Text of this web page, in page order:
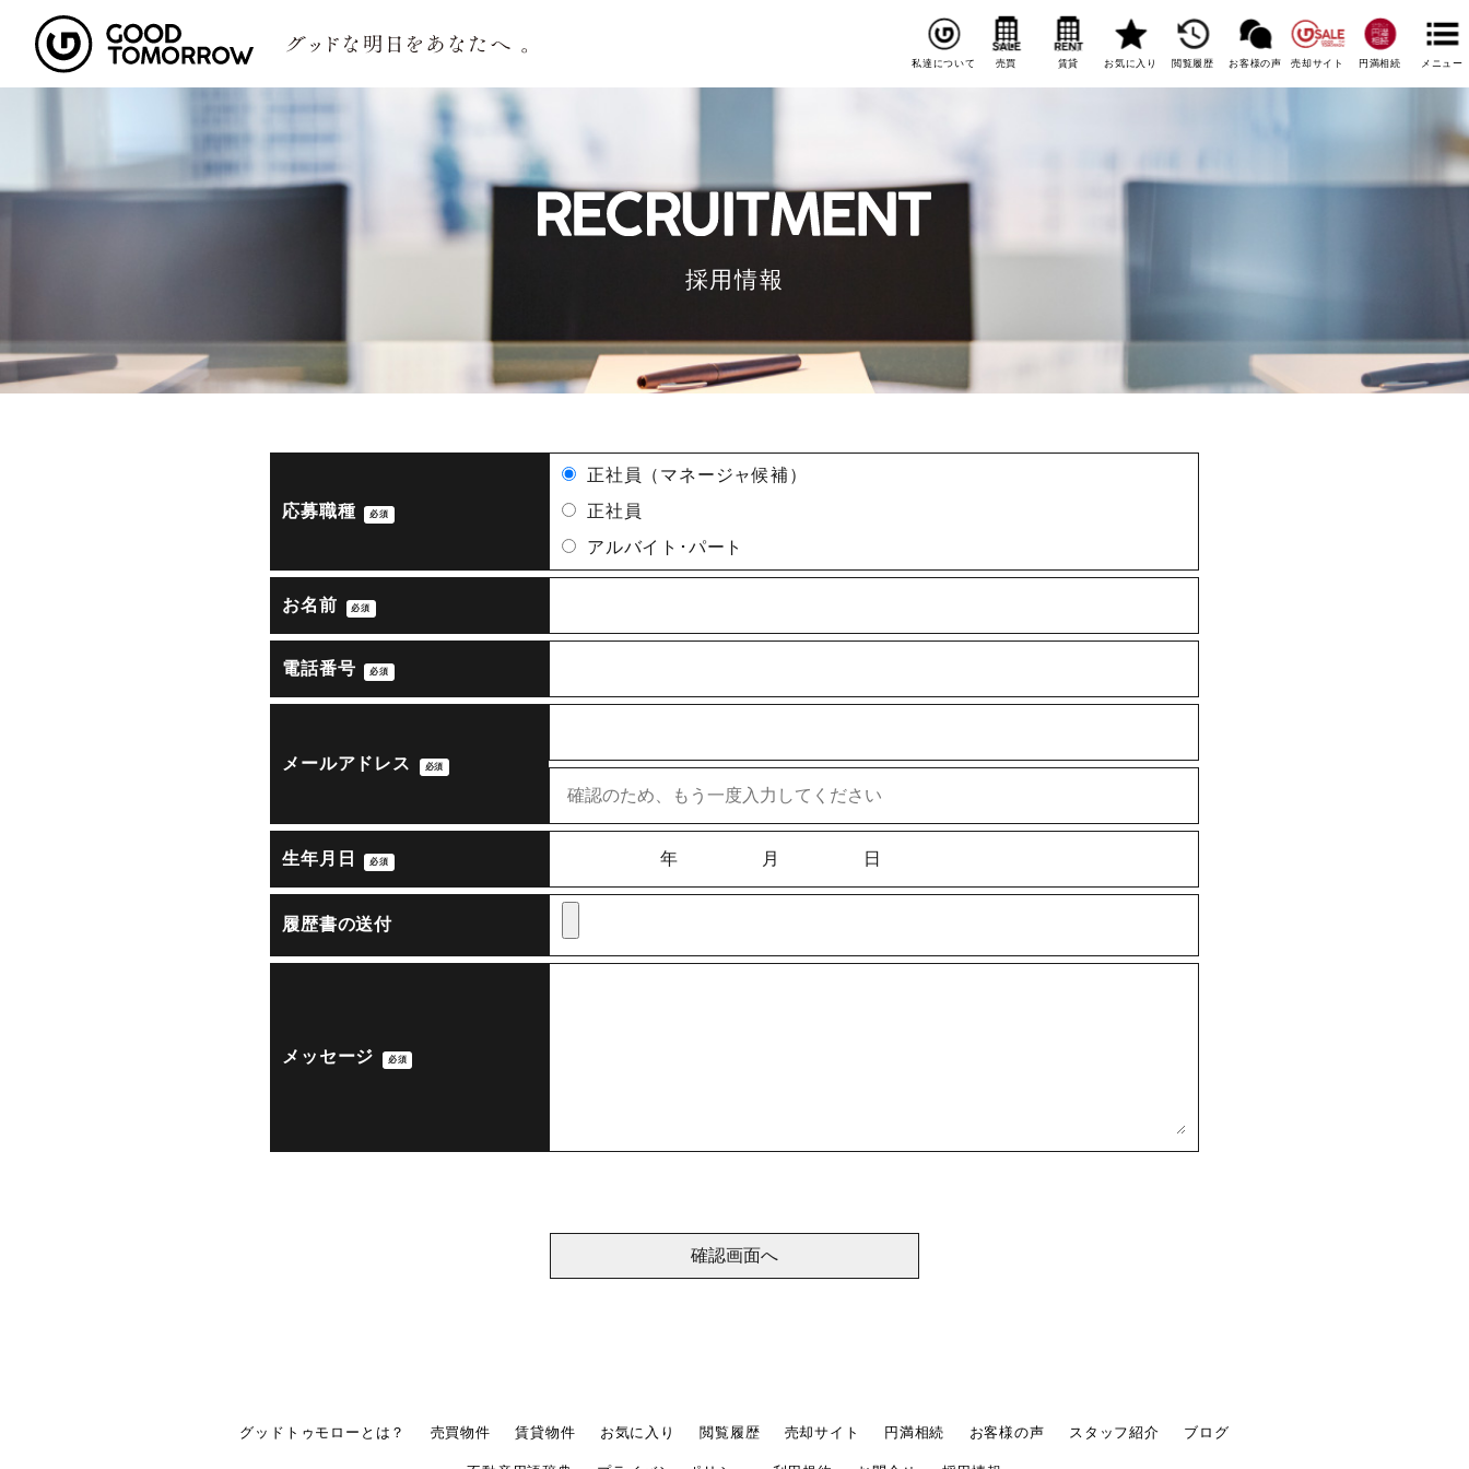
私達について 売買 賃貸 お気に入り 閲覧履歴 お客様の声 売却サイト 円満相続 メニュー
採用情報
応募職種 必須
正社員（マネージャ候補）
正社員
アルバイト･パート
お名前 必須
電話番号 必須
メールアドレス 必須
生年月日 必須 年 月 日
履歴書の送付
メッセージ 必須
グッドトゥモローとは？ 売買物件 賃貸物件 お気に入り 閲覧履歴 売却サイト 円満相続 お客様の声 スタッフ紹介 ブログ